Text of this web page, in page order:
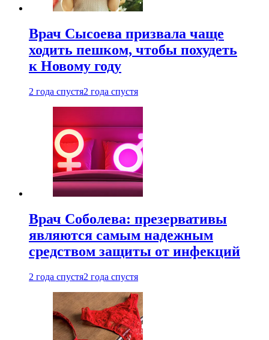
Врач Сысоева призвала чаще
ходить пешком, чтобы похудеть
к Новому году
2 года спустя2 года спустя
Врач Соболева: презервативы
являются самым надежным
средством защиты от инфекций
2 года спустя2 года спустя